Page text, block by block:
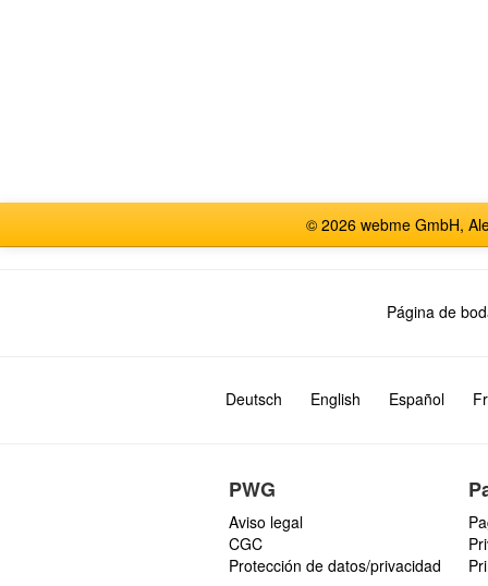
© 2026 webme GmbH,
Página de
Deutsch English Español
PWG
Aviso legal
CGC
Protección de datos/privacidad